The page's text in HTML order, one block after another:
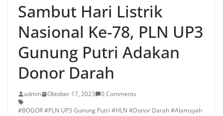
Sambut Hari Listrik
Nasional Ke-78, PLN UP3
Gunung Putri Adakan
Donor Darah
admin Oktober 17, 2023
0 Comments
#BOGOR #PLN UP3 Gunung Putri #HLN #Donor Darah #Alamsyah